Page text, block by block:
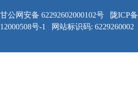
甘公网安备 62292602000102号
陇ICP备
12000508号-1
网站标识码: 6229260002